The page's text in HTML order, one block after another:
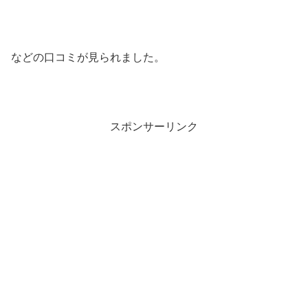
などの口コミが見られました。
スポンサーリンク